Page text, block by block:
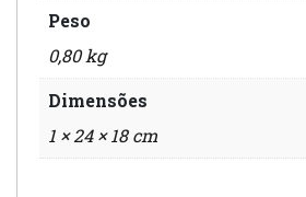
Peso
0,80 kg
Dimensões
1 × 24 × 18 cm